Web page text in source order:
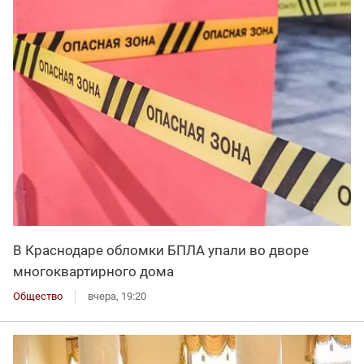
В Краснодаре обломки БПЛА упали во дворе
многоквартирного дома
Общество вчера, 19:20